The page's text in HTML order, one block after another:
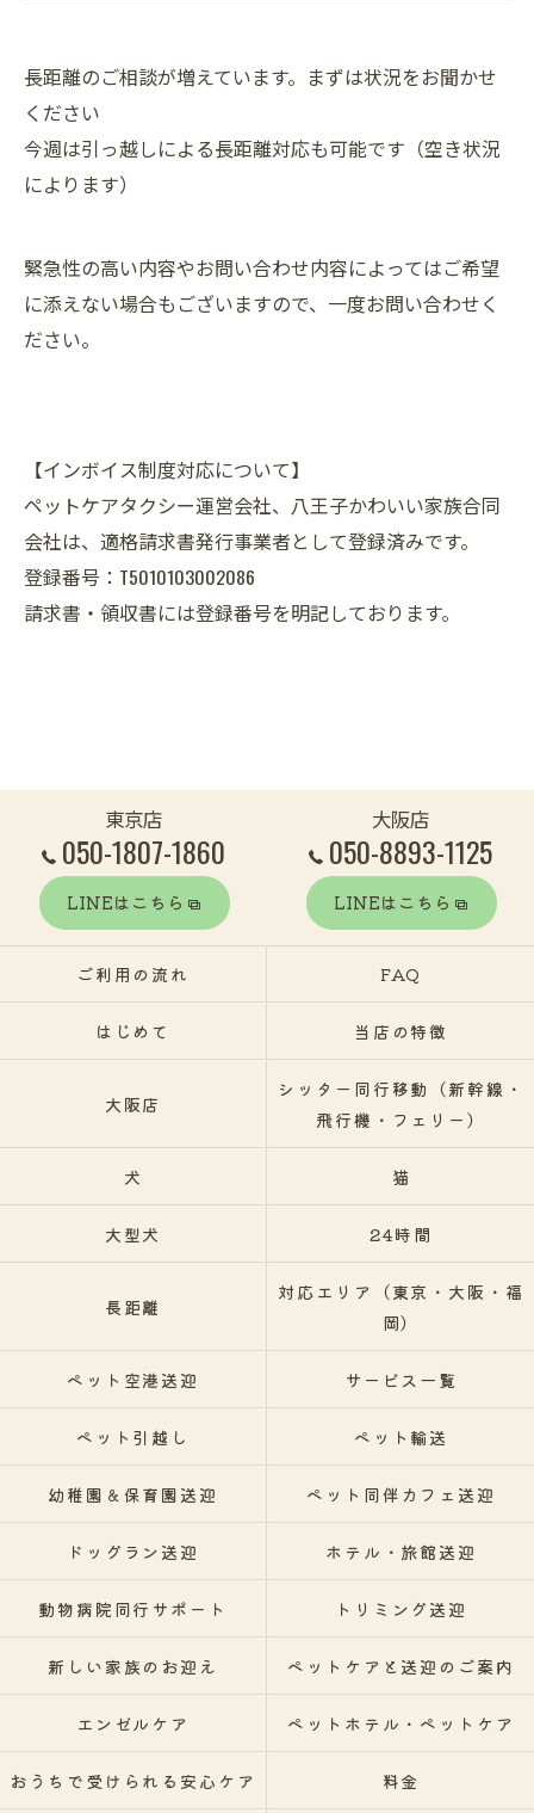
長距離のご相談が増えています。まずは状況をお聞かせ
ください
今週は引っ越しによる長距離対応も可能です（空き状況
によります）
緊急性の高い内容やお問い合わせ内容によってはご希望
に添えない場合もございますので、一度お問い合わせく
ださい。
【インボイス制度対応について】
ペットケアタクシー運営会社、八王子かわいい家族合同
会社は、適格請求書発行事業者として登録済みです。
登録番号：T5010103002086
請求書・領収書には登録番号を明記しております。
東京店
050-1807-1860
LINEはこちら
大阪店
050-8893-1125
LINEはこちら
ご利用の流れ FAQ
はじめて 当店の特徴
大阪店
シッター同行移動（新幹線・
飛行機・フェリー）
犬 猫
大型犬 24時間
長距離
対応エリア（東京・大阪・福
岡）
ペット空港送迎 サービス一覧
ペット引越し ペット輸送
幼稚園＆保育園送迎 ペット同伴カフェ送迎
ドッグラン送迎 ホテル・旅館送迎
動物病院同行サポート トリミング送迎
新しい家族のお迎え ペットケアと送迎のご案内
エンゼルケア ペットホテル・ペットケア
おうちで受けられる安心ケア 料金